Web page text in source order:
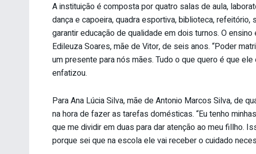
A instituição é composta por quatro salas de aula,
dança e capoeira, quadra esportiva, biblioteca, refeitório,
garantir educação de qualidade em dois turnos. O
Edileuza Soares, mãe de Vitor, de seis anos. “Poder
um presente para nós mães. Tudo o que quero é que
enfatizou.
Para Ana Lúcia Silva, mãe de Antonio Marcos Silva, de
na hora de fazer as tarefas domésticas. “Eu tenho
que me dividir em duas para dar atenção ao meu fillho.
porque sei que na escola ele vai receber o cuidado